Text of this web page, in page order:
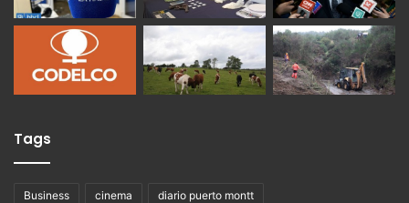
Tags
Business cinema diario puerto montt